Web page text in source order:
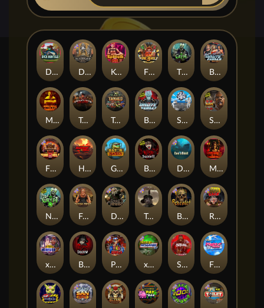
Seamen
Duck Hunters Fire in the Hole 3
Highway to Hell
Brute Force
Mental 2
Tombstone Slaughter San Quentin 2: Death Row
Blood & Shadow
Blood & Shadow 2
Mental
The Crypt
Punk Rocker 2
Deadwood R.I.P
Beheaded
Brute Force: Alien Onslaught
Nexus The Crypt
Gator Hunters
Kenneth Must Die
Tombstone RIP
Fire in the Hole 2
Tanked
Folsom Prison
Das xBoot
Road Rage
xWays Hoarder 2 Flight Mode
Serial
Dead Canary
xWays Hoarder xSplit